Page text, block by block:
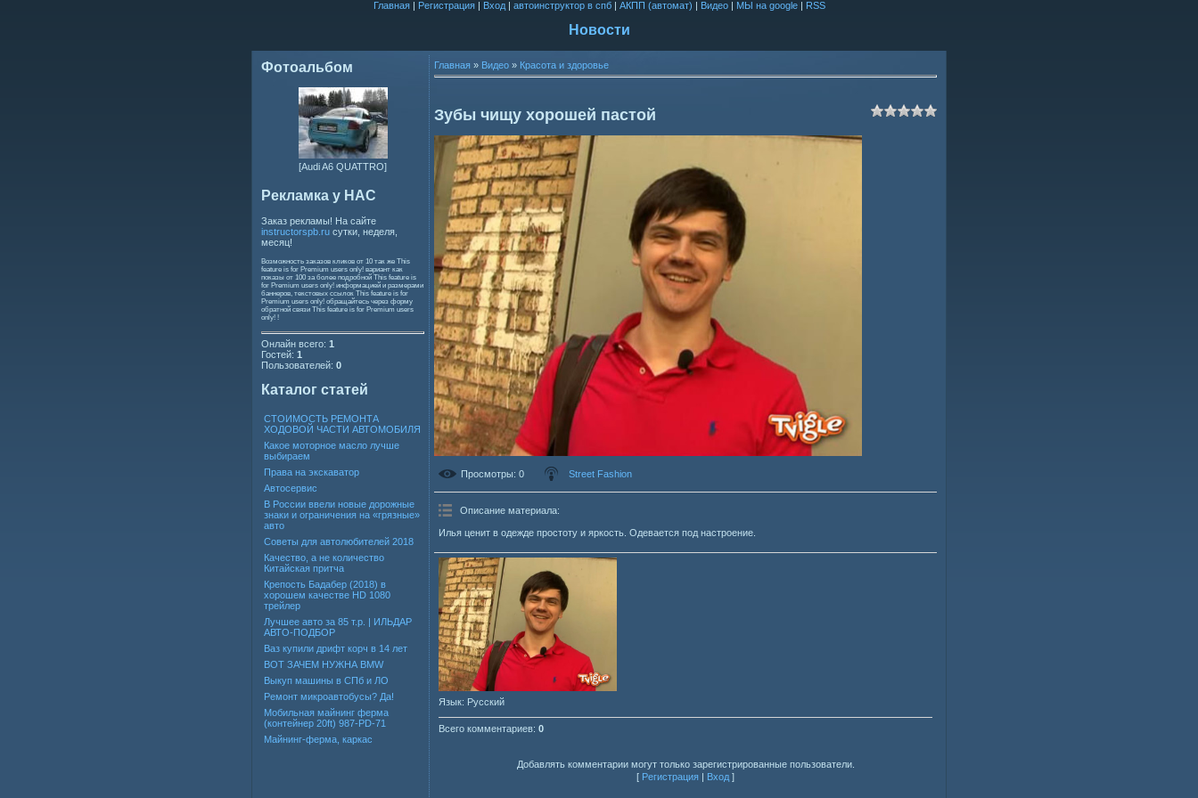
Главная| Регистрация| Вход| автоинструктор в спб| АКПП (автомат) | Видео| МЫ на google| RSS
Новости
Фотоальбом
[Audi A6 QUATTRO]
Рекламка у НАС
Заказ рекламы! На сайте
instructorspb.ru сутки, неделя,
месяц!
Возможность заказов кликов от 10 так же This
feature is for Premium users only! вариант как
показы от 100 за более подробной This feature is
for Premium users only! информацией и размерами
баннеров, текстовых ссылок This feature is for
Premium users only! обращайтесь через форму
обратной связи This feature is for Premium users
only! !
Онлайн всего: 1
Гостей: 1
Пользователей: 0
Каталог статей
СТОИМОСТЬ РЕМОНТА
ХОДОВОЙ ЧАСТИ АВТОМОБИЛЯ
Какое моторное масло лучше
выбираем
Права на экскаватор
Автосервис
В России ввели новые дорожные
знаки и ограничения на «грязные»
авто
Советы для автолюбителей 2018
Качество, а не количество
Китайская притча
Крепость Бадабер (2018) в
хорошем качестве HD 1080
трейлер
Лучшее авто за 85 т.р. | ИЛЬДАР
АВТО-ПОДБОР
Ваз купили дрифт корч в 14 лет
ВОТ ЗАЧЕМ НУЖНА BMW
Выкуп машины в СПб и ЛО
Ремонт микроавтобусы? Да!
Мобильная майнинг ферма
(контейнер 20ft) 987-PD-71
Майнинг-ферма, каркас
Главная » Видео » Красота и здоровье
Зубы чищу хорошей пастой
Просмотры: 0 Street Fashion
Описание материала:
Илья ценит в одежде простоту и яркость. Одевается под настроение.
Язык: Русский
Всего комментариев: 0
Добавлять комментарии могут только зарегистрированные пользователи.
[ Регистрация | Вход ]